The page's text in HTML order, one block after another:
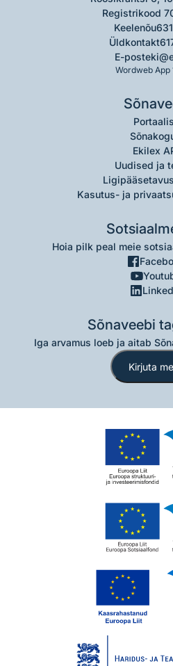
Registrikood
Keelenõu
Üldkontakt
E-post
Wordweb App
Ekilex
Uudised ja
Kasutus- ja
Hoia pilk peal meie
Sõnaveebi
Iga arvamus loeb ja aitab
Kirjuta